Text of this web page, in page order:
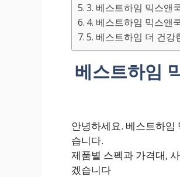
3. 베스트하임 믹스앤
4. 베스트하임 믹스앤
5. 베스트하임 더 건강
베스트하임
안녕하세요. 베스트하임
습니다.
제품별 스펙과 가격대,
겠습니다